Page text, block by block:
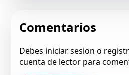
Comentarios
Debes iniciar sesion o
cuenta de lector para